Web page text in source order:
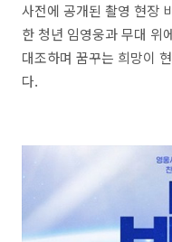
사전에 공개된 촬영 현장
한 청년 임영웅과 무대 위
대조하며 꿈꾸는 희망이
다.